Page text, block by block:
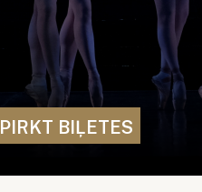
PIRKT BIĻETES